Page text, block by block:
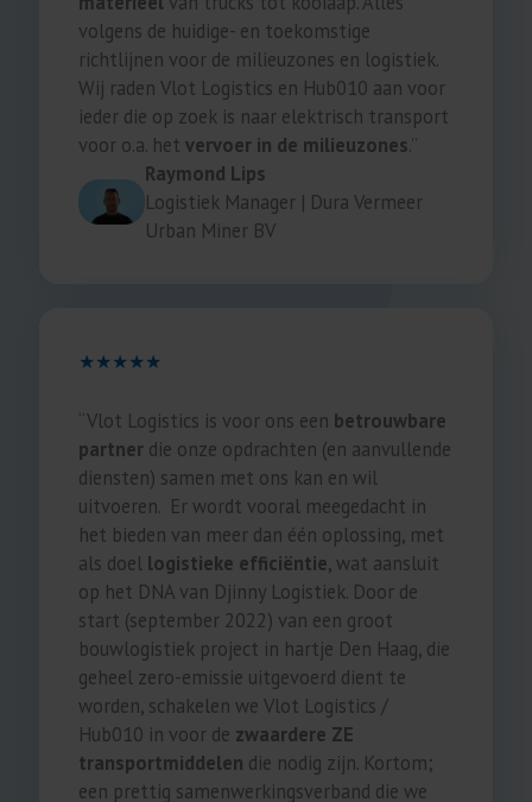
volgens de huidige- en toekomstige
richtlijnen voor de milieuzones en logistiek.
Wij raden Vlot Logistics en Hub010 aan voor
ieder die op zoek is naar elektrisch transport
voor o.a. het vervoer in de milieuzones.”
Raymond Lips
Logistiek Manager | Dura Vermeer
Urban Miner BV
★★★★★
“Vlot Logistics is voor ons een betrouwbare
partnerdie onze opdrachten (en aanvullende
diensten) samen met ons kan en wil
uitvoeren. Er wordt vooral meegedacht in
het bieden van meer dan één oplossing, met
als doel logistieke efficiëntie, wat aansluit
op het DNA van Djinny Logistiek. Door de
start (september 2022) van een groot
bouwlogistiek project in hartje Den Haag, die
geheel zero-emissie uitgevoerd dient te
worden, schakelen we Vlot Logistics /
Hub010 in voor de zwaardere ZE
transportmiddelen die nodig zijn. Kortom;
een prettig samenwerkingsverband die we